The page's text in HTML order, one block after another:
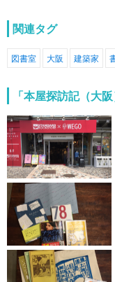
関連タグ
図書室 大阪 建築家
「本屋探訪記（大